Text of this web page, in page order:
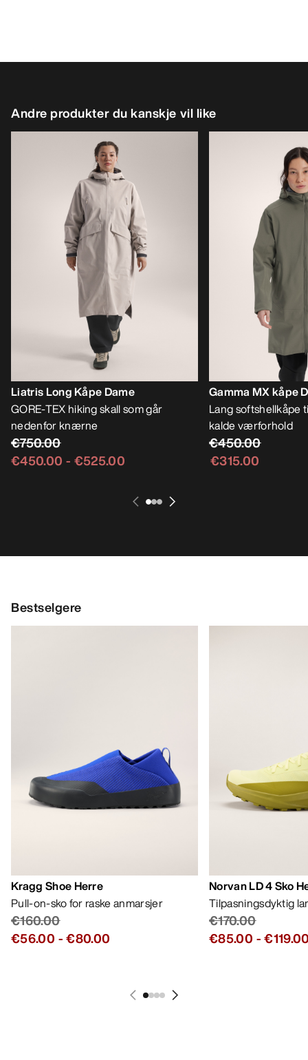
Andre produkter du kanskje vil like
Liatris Long Kåpe Dame
GORE-TEX hiking skall som går
nedenfor knærne
€750.00
€450.00 - €525.00
Gamma MX kåpe
Lang softshellkåpe
kalde værforhold
€450.00
€315.00
Bestselgere
Kragg Shoe Herre
Pull-on-sko for raske anmarsjer
€160.00
€56.00 -€80.00
Norvan LD 4 Sko
Tilpasningsdyktig
€170.00
€85.00 -